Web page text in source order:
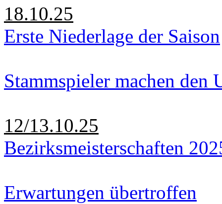
18.10.25
Erste Niederlage der Saison
Stammspieler machen den
12/13.10.25
Bezirksmeisterschaften
Erwartungen übertroffen